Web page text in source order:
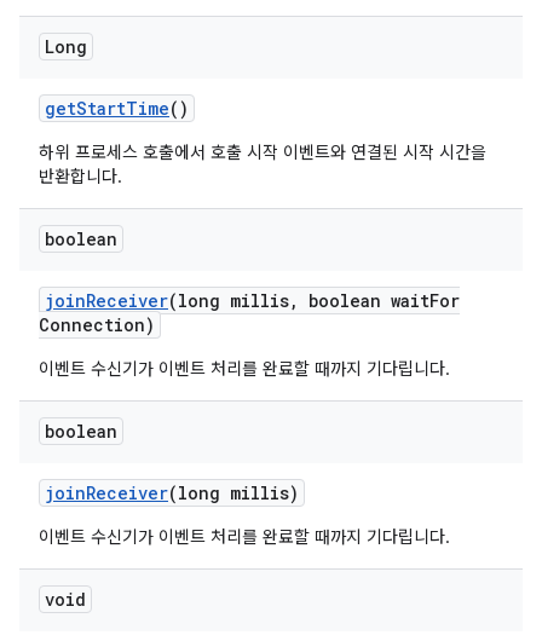
Long
getStartTime()
하위 프로세스 호출에서 호출 시작 이벤트와 연결된 시작 시간을
반환합니다.
boolean
joinReceiver(long millis, boolean waitFor
Connection)
이벤트 수신기가 이벤트 처리를 완료할 때까지 기다립니다.
boolean
joinReceiver(long millis)
이벤트 수신기가 이벤트 처리를 완료할 때까지 기다립니다.
void